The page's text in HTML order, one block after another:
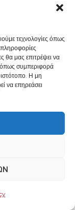
τεχνολογίες όπως
θα μας επιτρέψει να
συμπεριφορά
Η μη
να επηρεάσει